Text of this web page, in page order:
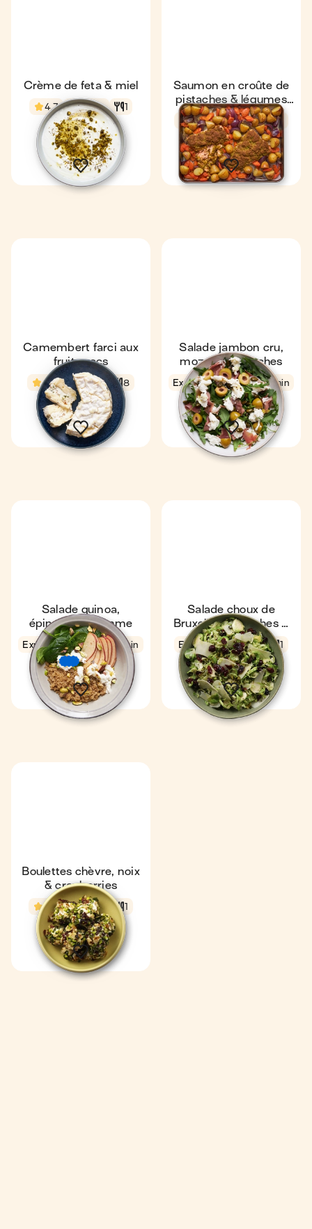
Crème de feta & miel
4,7 5 min 1
Saumon en croûte de
pistaches & légumes
rôtis
4,5 59 min 4
Camembert farci aux
fruits secs
4,9 5 min 8
Salade jambon cru,
mozza & pistaches
Express 4,6
3 min
1
Salade quinoa,
épinards & pomme
Express 4,7 6 min
€€€1
Salade choux de
Bruxelles, pistaches &
cranberries
Express 6 min 1
Boulettes chèvre, noix
& cranberries
4,5 5 min 1